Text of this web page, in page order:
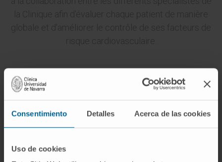
Consentimiento Detalles Acerca de las cookies
Uso de cookies
effectué au moyen demédicaments
principaux facteurs biochimiques